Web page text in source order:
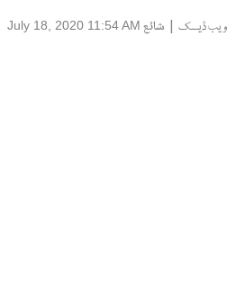
ویب ڈیسک | شائع July 18, 2020 11:54 AM